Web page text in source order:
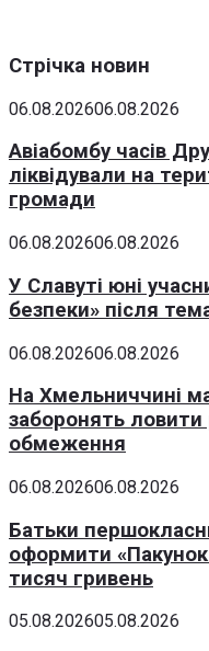
Стрічка новин
06.08.202606.08.2026
Авіабомбу часів
ліквідували на
громади
06.08.202606.08.2026
У Славуті юні
безпеки» після
06.08.202606.08.2026
На Хмельниччині
заборонять ловити
обмеження
06.08.202606.08.2026
Батьки
оформити
тисяч гривень
05.08.202605.08.2026